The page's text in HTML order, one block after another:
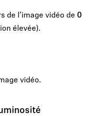
de l’image vidéo de 0
élevée).
vidéo.